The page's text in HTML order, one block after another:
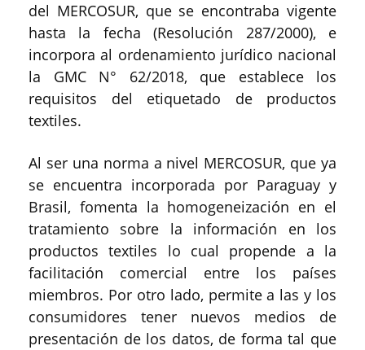
del MERCOSUR, que se encontraba vigente
hasta la fecha (Resolución 287/2000), e
incorpora al ordenamiento jurídico nacional
la GMC N° 62/2018, que establece los
requisitos del etiquetado de productos
textiles.
Al ser una norma a nivel MERCOSUR, que ya
se encuentra incorporada por Paraguay y
Brasil, fomenta la homogeneización en el
tratamiento sobre la información en los
productos textiles lo cual propende a la
facilitación comercial entre los países
miembros. Por otro lado, permite a las y los
consumidores tener nuevos medios de
presentación de los datos, de forma tal que